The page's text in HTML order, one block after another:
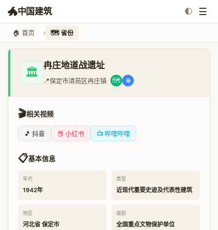
🐲中国建筑 🌓 ☰
🏠 首页 🗺️ 省份
🏛️ 冉庄地道战遗址
📍保定市清苑区冉庄镇 🗺️ 🌐
🎬相关视频
🎵 抖音 📕 小红书 📺 哔哩哔哩
📋基本信息
年代
1942年
类型
近现代重要史迹及代表性建筑
地区
河北省 保定市
级别
全国重点文物保护单位